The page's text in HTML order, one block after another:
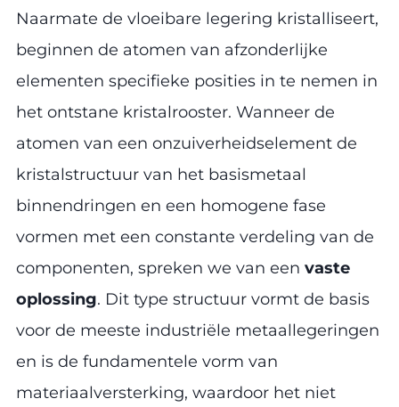
Naarmate de vloeibare legering kristalliseert,
beginnen de atomen van afzonderlijke
elementen specifieke posities in te nemen in
het ontstane kristalrooster. Wanneer de
atomen van een onzuiverheidselement de
kristalstructuur van het basismetaal
binnendringen en een homogene fase
vormen met een constante verdeling van de
componenten, spreken we van een vaste
oplossing. Dit type structuur vormt de basis
voor de meeste industriële metaallegeringen
en is de fundamentele vorm van
materiaalversterking, waardoor het niet